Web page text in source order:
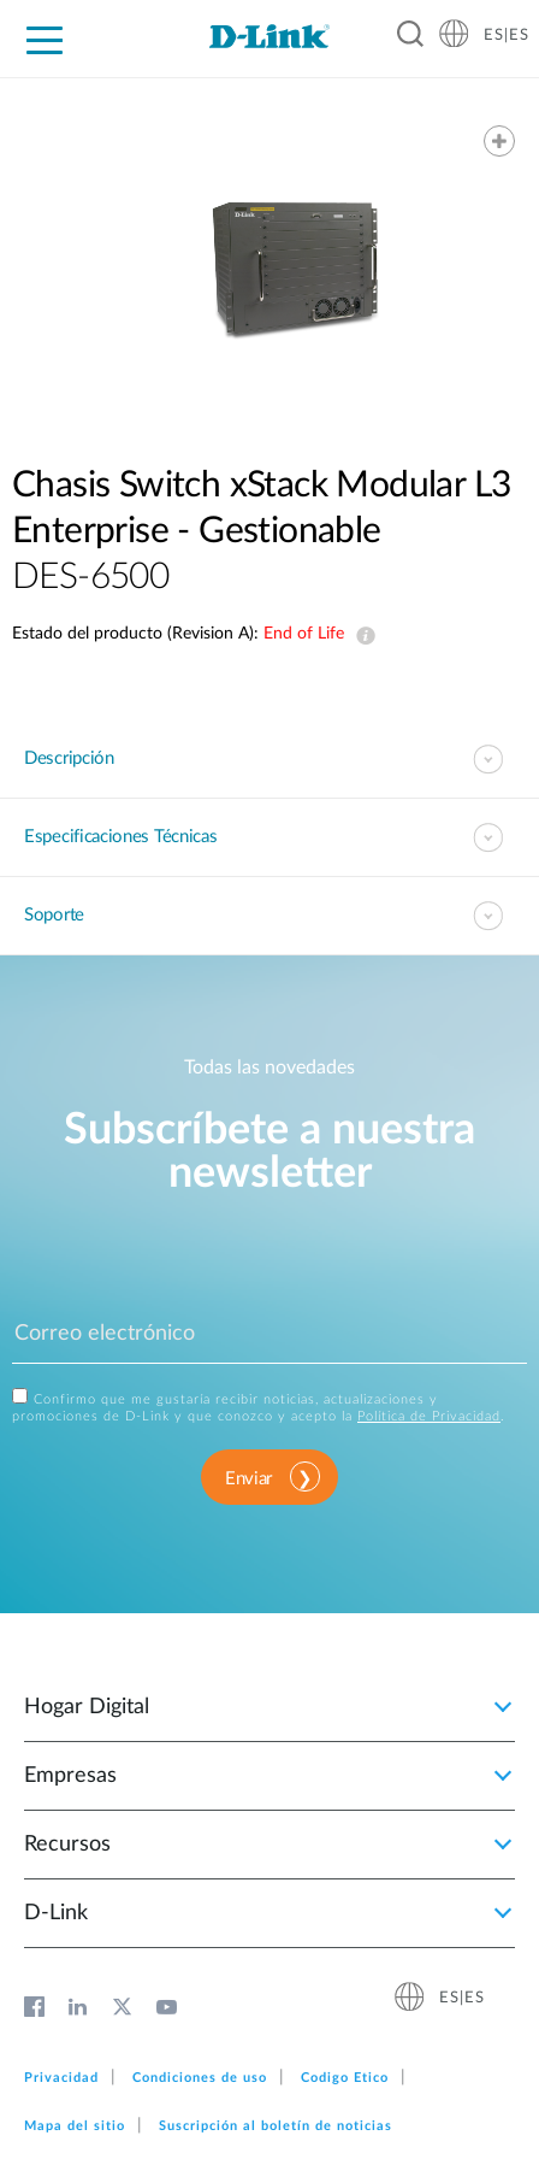
ES|ES
Chasis Switch xStack Modular L3
Enterprise - Gestionable
DES-6500
Estado del producto (Revision A): End of Life
Descripción
Especificaciones Técnicas
Soporte
Todas las novedades
Subscríbete a nuestra
newsletter
Confirmo que me gustaría recibir noticias, actualizaciones y
promociones de D-Link y que conozco y acepto la
Política de Privacidad .
Enviar
Hogar Digital
Empresas
Recursos
D‑Link
ES|ES
Privacidad Condiciones de uso Codigo Etico
Mapa del sitio Suscripción al boletín de noticias